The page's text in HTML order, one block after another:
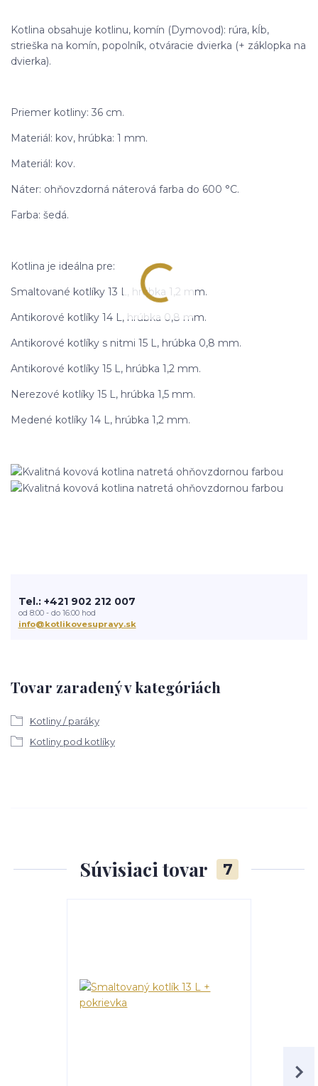
Kotlina obsahuje kotlinu, komín (Dymovod): rúra, kĺb,
strieška na komín, popolník, otváracie dvierka (+ záklopka na
dvierka).
Priemer kotliny: 36 cm.
Materiál: kov, hrúbka: 1 mm.
Materiál: kov.
Náter: ohňovzdorná náterová farba do 600 °C.
Farba: šedá.
Kotlina je ideálna pre:
Smaltované kotlíky 13 L, hrúbka 1,2 mm.
Antikorové kotlíky 14 L, hrúbka 0,8 mm.
Antikorové kotlíky s nitmi 15 L, hrúbka 0,8 mm.
Antikorové kotlíky 15 L, hrúbka 1,2 mm.
Nerezové kotlíky 15 L, hrúbka 1,5 mm.
Medené kotlíky 14 L, hrúbka 1,2 mm.
Tovar zaradený v kategóriách
Kotliny / paráky
Kotliny pod kotlíky
Tel.: +421 902 212 007
od 8:00 - do 16:00 hod
info@kotlikovesupravy.sk
Súvisiaci tovar 7